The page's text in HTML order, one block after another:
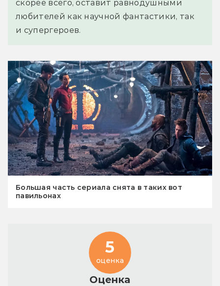
скорее всего, оставит равнодушными
любителей как научной фантастики, так
и супергероев.
Большая часть сериала снята в таких вот
павильонах
Оценка
5
оценка